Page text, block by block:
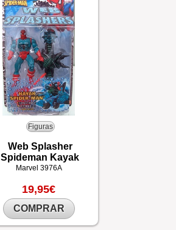
Figuras
Web Splasher
Spideman Kayak
Marvel 3976A
19,95€
COMPRAR